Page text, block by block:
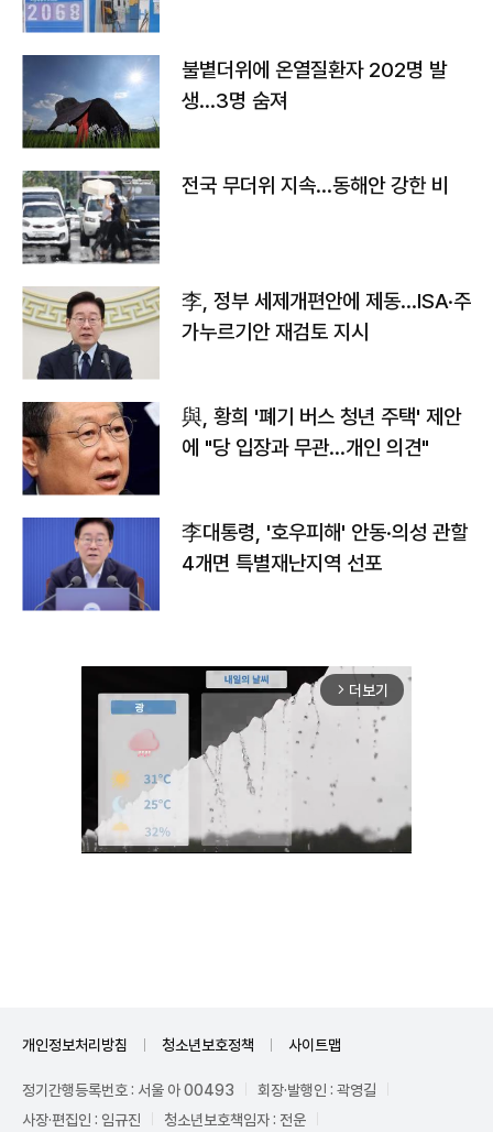
불볕더위에 온열질환자 202명 발
생…3명 숨져
전국 무더위 지속…동해안 강한 비
李, 정부 세제개편안에 제동…ISA·주
가누르기안 재검토 지시
與, 황희 '폐기 버스 청년 주택' 제안
에 "당 입장과 무관…개인 의견"
李대통령, '호우피해' 안동·의성 관할
4개면 특별재난지역 선포
arrow_forward_ios 더보기
개인정보처리방침 청소년보호정책 사이트맵
정기간행등록번호 : 서울 아 00493
회장·발행인 : 곽영길
사장·편집인 : 임규진
청소년보호책임자 : 전운